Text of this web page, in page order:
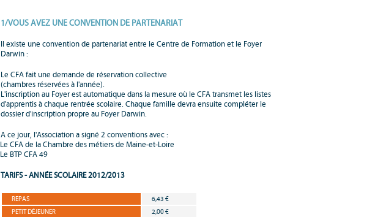
1/VOUS AVEZ UNE CONVENTION DE PARTENARIAT
Il existe une convention de partenariat entre le Centre de Formation et le Foyer
Darwin :
Le CFA fait une demande de réservation collective
(chambres réservées à l'année).
L'inscription au Foyer est automatique dans la mesure où le CFA transmet les listes
d'apprentis à chaque rentrée scolaire. Chaque famille devra ensuite compléter le
dossier d'inscription propre au Foyer Darwin.
A ce jour, l'Association a signé 2 conventions avec :
Le CFA de la Chambre des métiers de Maine-et-Loire
Le BTP CFA 49
TARIFS - ANNÉE SCOLAIRE 2012/2013
REPAS
6,43 €
PETIT DÉJEUNER
2,00 €